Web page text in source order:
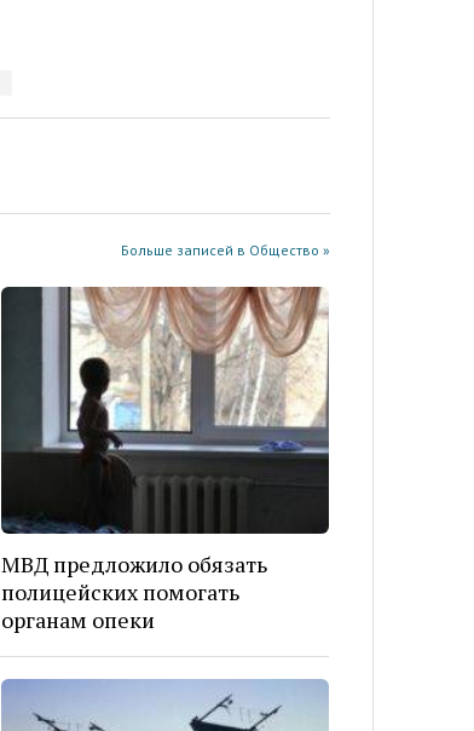
Больше записей в Общество »
МВД предложило обязать
полицейских помогать
органам опеки